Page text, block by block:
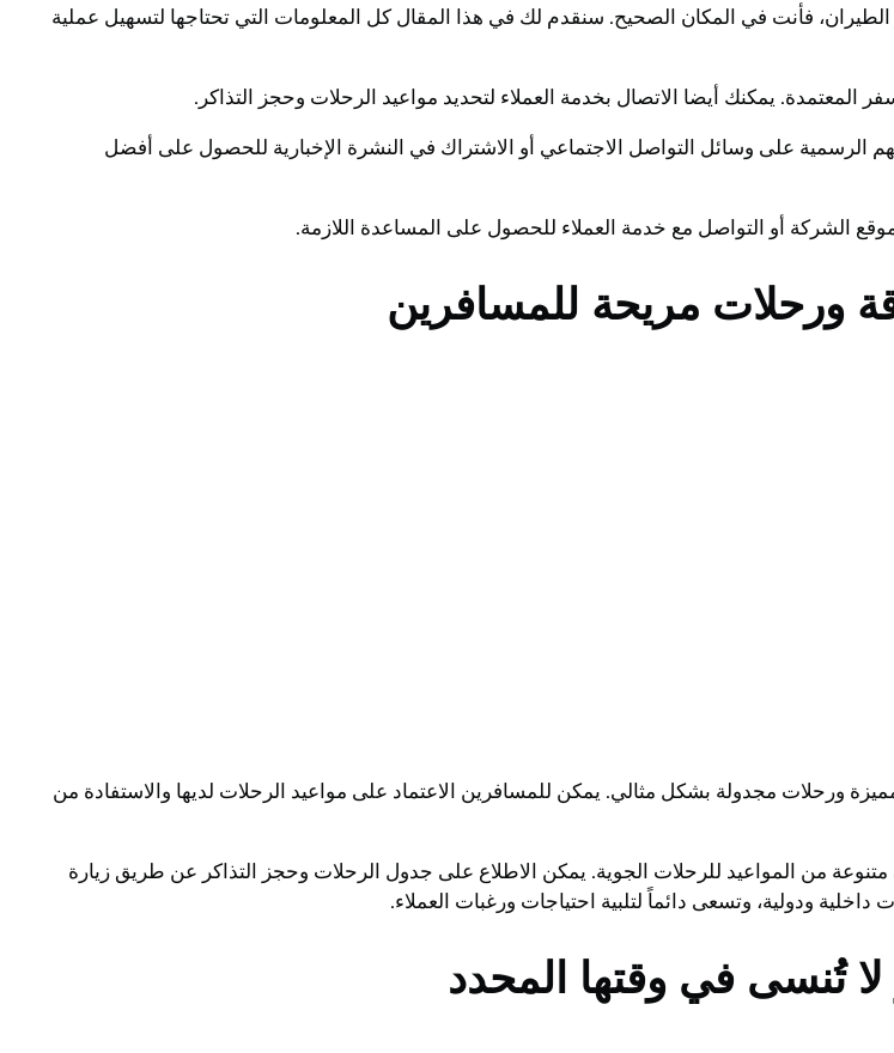
فأنت في المكان الصحيح. سنقدم لك في هذا المقال كل المعلومات التي تحتاجها لتسهيل عملية
يمكنك أيضا الاتصال بخدمة العملاء لتحديد مواعيد الرحلات وحجز التذاكر.
الرسمية على وسائل التواصل الاجتماعي أو الاشتراك في النشرة الإخبارية للحصول على أفضل
الشركة أو التواصل مع خدمة العملاء للحصول على المساعدة اللازمة.
ورحلات مريحة للمسافرين
ورحلات مجدولة بشكل مثالي. يمكن للمسافرين الاعتماد على مواعيد الرحلات لديها والاستفادة من
من المواعيد للرحلات الجوية. يمكن الاطلاع على جدول الرحلات وحجز التذاكر عن طريق زيارة
ودولية، وتسعى دائماً لتلبية احتياجات ورغبات العملاء.
تُنسى في وقتها المحدد